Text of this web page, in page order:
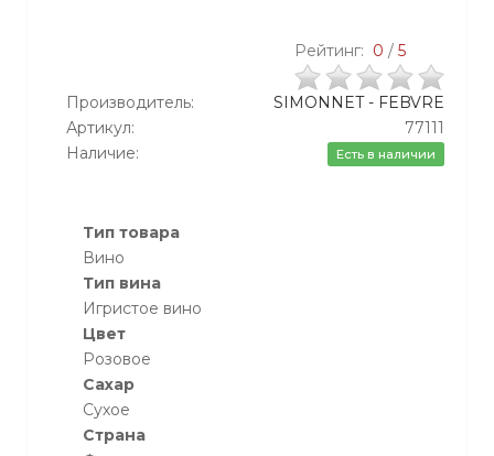
Рейтинг: 0 / 5
Производитель:
SIMONNET - FEBVRE
Артикул:
77111
Наличие:
Есть в наличии
Тип товара
Вино
Тип вина
Игристое вино
Цвет
Розовое
Сахар
Сухое
Страна